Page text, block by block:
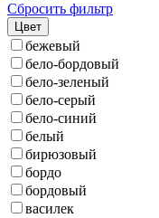
Сбросить фильтр
Цвет
бежевый
бело-бордовый
бело-зеленый
бело-серый
бело-синий
белый
бирюзовый
бордо
бордовый
василек